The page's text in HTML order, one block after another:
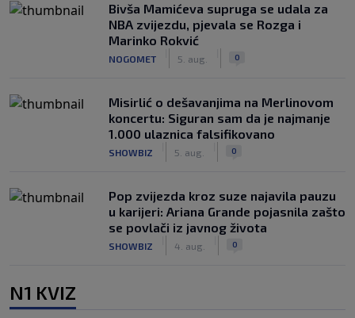
Bivša Mamićeva supruga se udala za
NBA zvijezdu, pjevala se Rozga i
Marinko Rokvić
NOGOMET 5. aug. 0
Misirlić o dešavanjima na Merlinovom
koncertu: Siguran sam da je najmanje
1.000 ulaznica falsifikovano
SHOWBIZ 5. aug. 0
Pop zvijezda kroz suze najavila pauzu
u karijeri: Ariana Grande pojasnila zašto
se povlači iz javnog života
SHOWBIZ 4. aug. 0
N1 KVIZ